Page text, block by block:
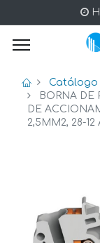
Catálogo
BORNA DE
DE
2,5MM2, 28-12